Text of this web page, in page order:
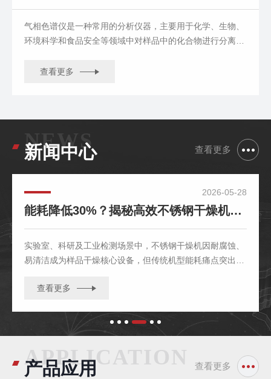
气相色谱仪是一种常用的分析仪器，主要用于化学、生物、
环境科学和食品安全等领域中对样品中的化合物进行分离、
查看更多
NEWS
新闻中心 查看更多
2026-05-28
能耗降低30%？揭秘高效不锈钢干燥机的7个隐藏节能技巧
实验室、科研及工业检测场景中，不锈钢干燥机因耐腐蚀、
易清洁成为样品干燥核心设备，但传统机型能耗痛点突出
查看更多
APPLICATION
产品应用 查看更多